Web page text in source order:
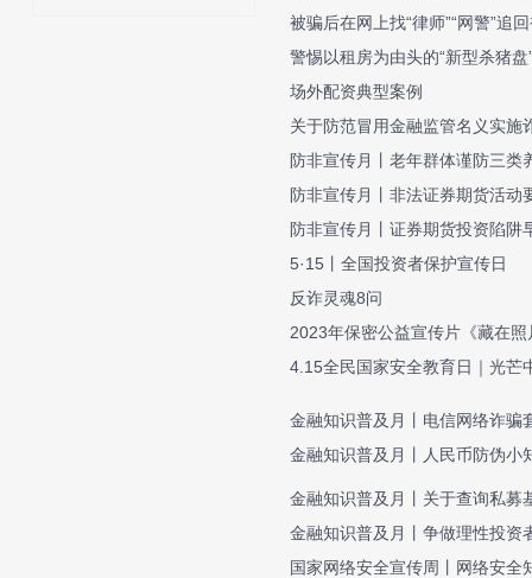
被骗后在网上找“律师”“网警”追
警惕以租房为由头的“新型杀猪
场外配资典型案例
关于防范冒用金融监管名义实施
防非宣传月丨老年群体谨防三类
防非宣传月丨非法证券期货活动
防非宣传月丨证券期货投资陷阱
5·15丨全国投资者保护宣传日
反诈灵魂8问
2023年保密公益宣传片《藏在
4.15全民国家安全教育日｜光芒
金融知识普及月丨电信网络诈骗
金融知识普及月丨人民币防伪小
金融知识普及月丨关于查询私募
金融知识普及月丨争做理性投资
国家网络安全宣传周丨网络安全